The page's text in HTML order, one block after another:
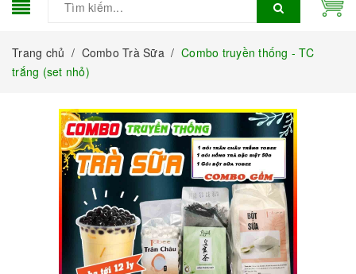
Trang chủ / Combo Trà Sữa / Combo truyền thống - TC
trắng (set nhỏ)